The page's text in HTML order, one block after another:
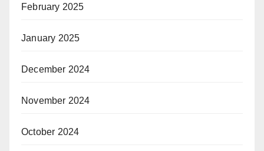
February 2025
January 2025
December 2024
November 2024
October 2024